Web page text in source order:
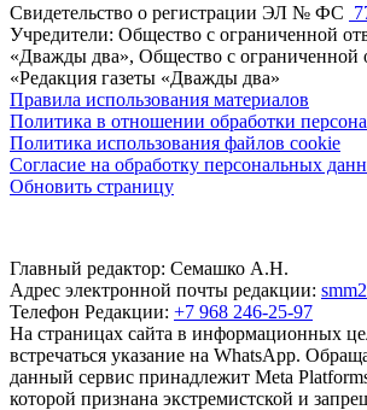
Свидетельство о регистрации ЭЛ № ФС
Учредители: Общество с ограниченной
«Дважды два», Общество с ограниченной
«Редакция газеты «Дважды два»
Правила использования материалов
Политика в отношении обработки
Политика использования файлов cookie
Согласие на обработку персональных
Обновить страницу
Главный редактор: Семашко А.Н.
Адрес электронной почты редакции:
Телефон Редакции: +7 968 246-25-97
На страницах сайта в информационных
встречаться указание на WhatsApp.
данный сервис принадлежит Meta
которой признана экстремистской и